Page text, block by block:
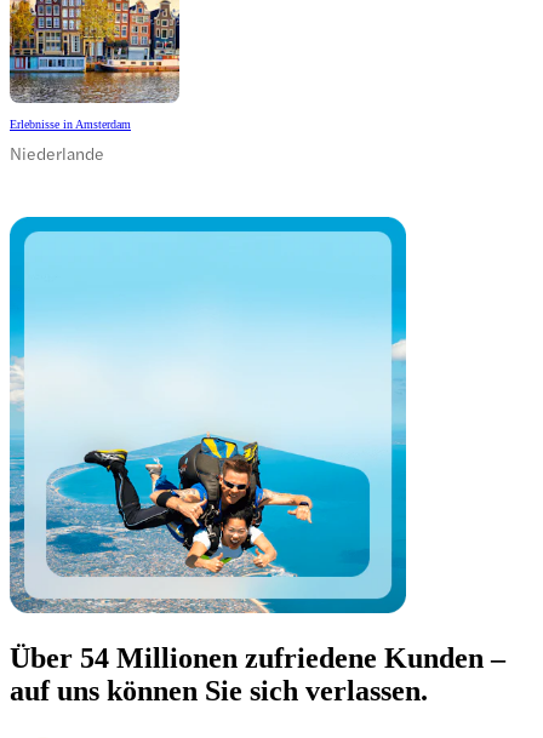
Erlebnisse in Amsterdam
Niederlande
Über 54 Millionen zufriedene Kunden –
auf uns können Sie sich verlassen.